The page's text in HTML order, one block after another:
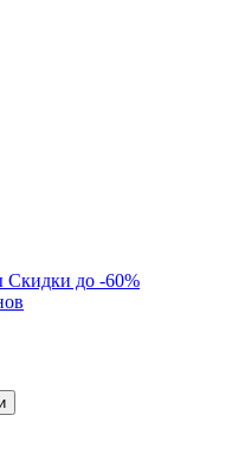
Скидки до -60%